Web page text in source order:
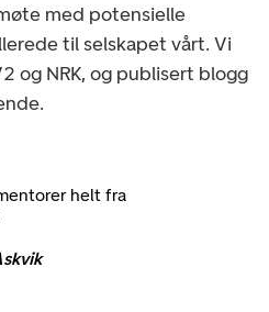
med potensielle
til selskapet vårt. Vi
og NRK, og publisert blogg
helt fra